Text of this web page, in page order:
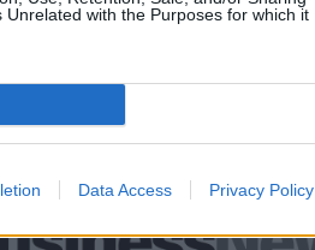
with the Purposes for which it
Data Access Privacy Policy